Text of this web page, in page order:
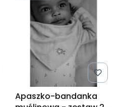
Apaszko-bandanka